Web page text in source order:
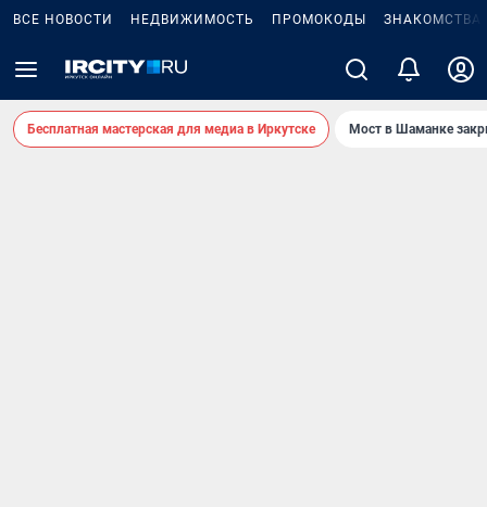
ВСЕ НОВОСТИ НЕДВИЖИМОСТЬ ПРОМОКОДЫ ЗНАКОМСТВА
Бесплатная мастерская для медиа в Иркутске Мост в Шаманке